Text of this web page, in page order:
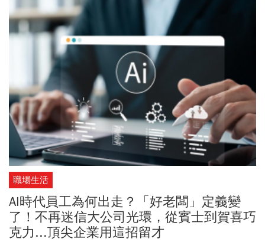
職場生活
AI時代員工為何出走？「好老闆」定義變
了！不再迷信大公司光環，從賓士到賀喜巧
克力...頂尖企業用這招留才